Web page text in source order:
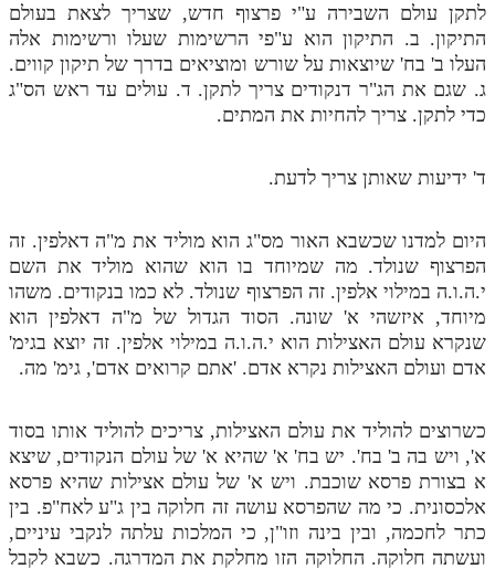
לתקן עולם השבירה ע"י פרצוף חדש, שצריך לצאת בעולם
התיקון. ב. התיקון הוא ע"פי הרשימות שעלו ורשימות אלה
העלו ב' בח' שיוצאות על שורש ומוציאים בדרך של תיקון קווים.
ג. שגם את הג"ר דנקודים צריך לתקן. ד. עולים עד ראש הס"ג
כדי לתקן. צריך להחיות את המתים.
ד' ידיעות שאותן צריך לדעת.
היום למדנו שכשבא האור מס"ג הוא מוליד את מ"ה דאלפין. זה
הפרצוף שנולד. מה שמיוחד בו הוא שהוא מוליד את השם
י.ה.ו.ה במילוי אלפין. זה הפרצוף שנולד. לא כמו בנקודים. משהו
מיוחד, איזשהי א' שונה. הסוד הגדול של מ"ה דאלפין הוא
שנקרא עולם האצילות הוא י.ה.ו.ה במילוי אלפין. זה יוצא בגימ'
אדם ועולם האצילות נקרא אדם. 'אתם קרואים אדם', גימ' מה.
כשרוצים להוליד את עולם האצילות, צריכים להוליד אותו בסוד
א', ויש בה ב' בח'. יש בח' א' שהיא א' של עולם הנקודים, שיצא
א בצורת פרסא שוכבת. ויש א' של עולם אצילות שהיא פרסא
אלכסונית. כי מה שהפרסא עושה זה חלוקה בין ג"ע לאח"פ. בין
כתר לחכמה, ובין בינה וזו"ן, כי המלכות עלתה לנקבי עיניים,
ועשתה חלוקה. החלוקה הזו מחלקת את המדרגה. כשבא לקבל